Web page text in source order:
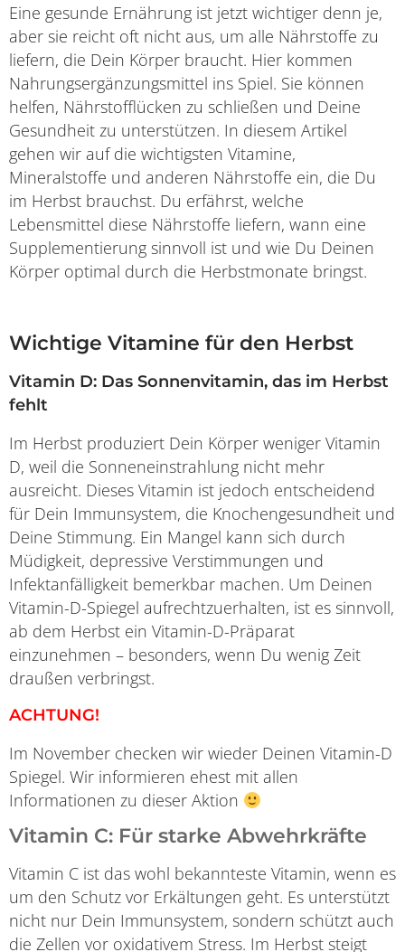
Eine gesunde Ernährung ist jetzt wichtiger denn je,
aber sie reicht oft nicht aus, um alle Nährstoffe zu
liefern, die Dein Körper braucht. Hier kommen
Nahrungsergänzungsmittel ins Spiel. Sie können
helfen, Nährstofflücken zu schließen und Deine
Gesundheit zu unterstützen. In diesem Artikel
gehen wir auf die wichtigsten Vitamine,
Mineralstoffe und anderen Nährstoffe ein, die Du
im Herbst brauchst. Du erfährst, welche
Lebensmittel diese Nährstoffe liefern, wann eine
Supplementierung sinnvoll ist und wie Du Deinen
Körper optimal durch die Herbstmonate bringst.
Wichtige Vitamine für den Herbst
Vitamin D: Das Sonnenvitamin, das im Herbst
fehlt
Im Herbst produziert Dein Körper weniger Vitamin
D, weil die Sonneneinstrahlung nicht mehr
ausreicht. Dieses Vitamin ist jedoch entscheidend
für Dein Immunsystem, die Knochengesundheit und
Deine Stimmung. Ein Mangel kann sich durch
Müdigkeit, depressive Verstimmungen und
Infektanfälligkeit bemerkbar machen. Um Deinen
Vitamin-D-Spiegel aufrechtzuerhalten, ist es sinnvoll,
ab dem Herbst ein Vitamin-D-Präparat
einzunehmen – besonders, wenn Du wenig Zeit
draußen verbringst.
ACHTUNG!
Im November checken wir wieder Deinen Vitamin-D
Spiegel. Wir informieren ehest mit allen
Informationen zu dieser Aktion
Vitamin C: Für starke Abwehrkräfte
Vitamin C ist das wohl bekannteste Vitamin, wenn es
um den Schutz vor Erkältungen geht. Es unterstützt
nicht nur Dein Immunsystem, sondern schützt auch
die Zellen vor oxidativem Stress. Im Herbst steigt